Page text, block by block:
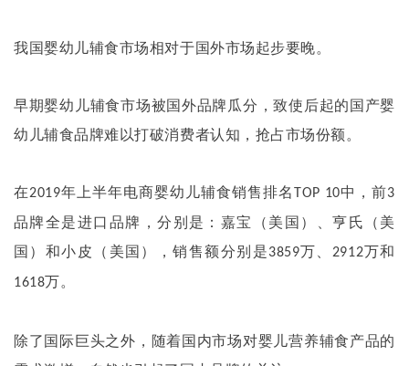
我国婴幼儿辅食市场相对于国外市场起步要晚。
早期婴幼儿辅食市场被国外品牌瓜分，致使后起的国产婴
幼儿辅食品牌难以打破消费者认知，抢占市场份额。
在2019年上半年电商婴幼儿辅食销售排名TOP 10中，前3
品牌全是进口品牌，分别是：嘉宝（美国）、亨氏（美
国）和小皮（美国），销售额分别是3859万、 2912万和
1618万。
除了国际巨头之外，随着国内市场对婴儿营养辅食产品的